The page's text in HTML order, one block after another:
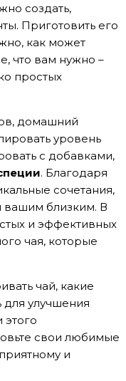
создать,
Приготовить его
как может
что вам нужно –
простых
домашний
уровень
с добавками,
. Благодаря
сочетания,
вашим близким. В
и эффективных
чая, которые
чай, какие
улучшения
этого
свои любимые
и